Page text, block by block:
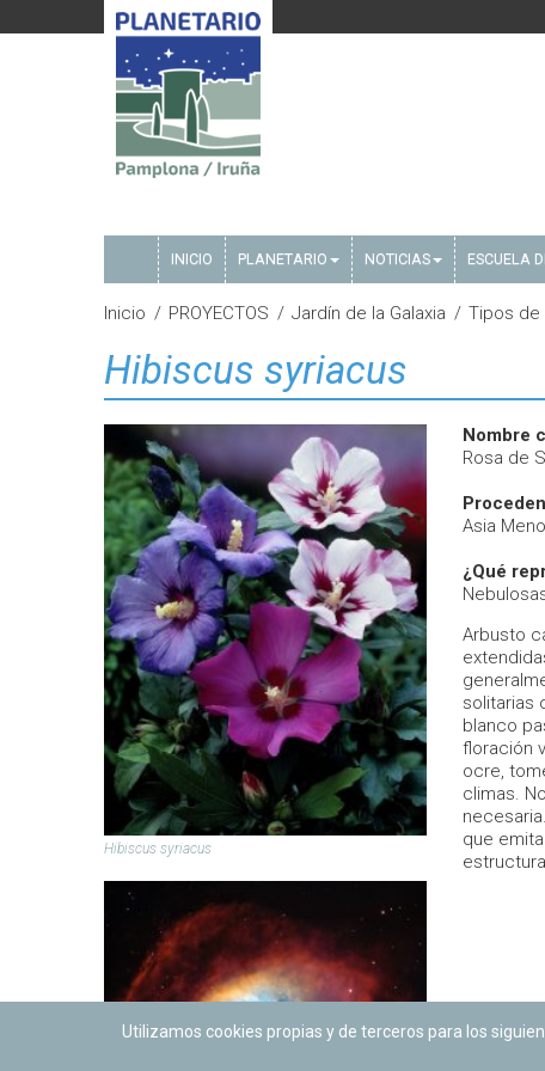
INICIO PLANETARIO NOTICIAS ESCUELA
Inicio PROYECTOS Jardín de la Galaxia Tipos de
Hibiscus syriacus
Hibiscus syriacus
Nombre
Rosa de
Asia
¿Qué
Arbusto
solitarias
blanco
floración
ocre,
climas.
que
Utilizamos cookies propias y de terceros para los